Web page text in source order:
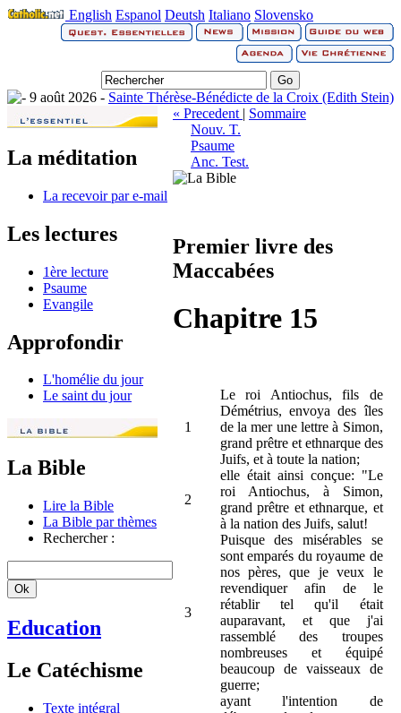
English Espanol Deutsh Italiano Slovensko
9 août 2026 - Sainte Thérèse-Bénédicte de la Croix (Edith Stein)
La méditation
La recevoir par e-mail
Les lectures
1ère lecture
Psaume
Evangile
Approfondir
L'homélie du jour
Le saint du jour
La Bible
Lire la Bible
La Bible par thèmes
Rechercher :
Education
Le Catéchisme
Texte intégral
« Precedent | Sommaire
Nouv. T.
Psaume
Anc. Test.
Premier livre des
Maccabées
Chapitre 15
1
Le roi Antiochus, fils de
Démétrius, envoya des îles
de la mer une lettre à Simon,
grand prêtre et ethnarque des
Juifs, et à toute la nation;
2
elle était ainsi conçue: "Le
roi Antiochus, à Simon,
grand prêtre et ethnarque, et
à la nation des Juifs, salut!
3
Puisque des misérables se
sont emparés du royaume de
nos pères, que je veux le
revendiquer afin de le
rétablir tel qu'il était
auparavant, et que j'ai
rassemblé des troupes
nombreuses et équipé
beaucoup de vaisseaux de
guerre;
ayant l'intention de